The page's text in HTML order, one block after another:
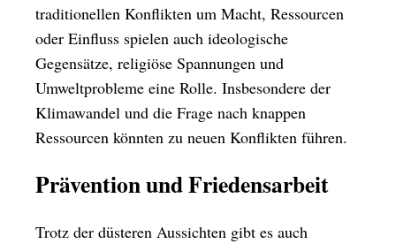
traditionellen Konflikten um Macht, Ressourcen
oder Einfluss spielen auch ideologische
Gegensätze, religiöse Spannungen und
Umweltprobleme eine Rolle. Insbesondere der
Klimawandel und die Frage nach knappen
Ressourcen könnten zu neuen Konflikten führen.
Prävention und Friedensarbeit
Trotz der düsteren Aussichten gibt es auch